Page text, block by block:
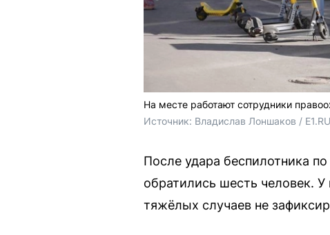
На месте работают сотрудники
Источник: Владислав Лоншаков / E1.RU
После удара беспилотника
обратились шесть человек.
тяжёлых случаев не